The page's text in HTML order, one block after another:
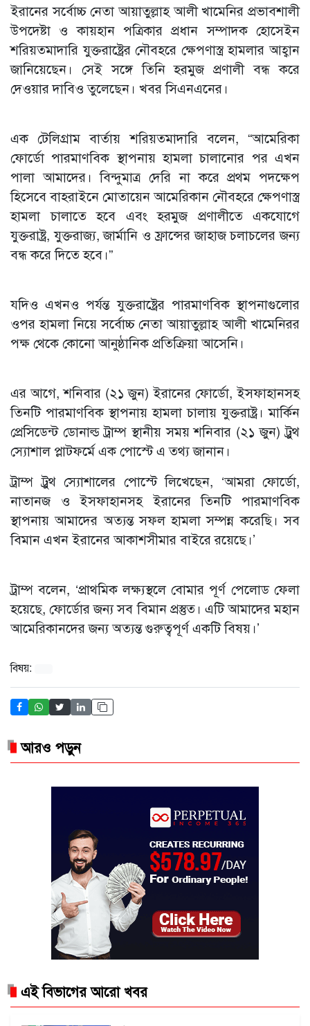
ইরানের সর্বোচ্চ নেতা আয়াতুল্লাহ আলী খামেনির প্রভাবশালী
উপদেষ্টা ও কায়হান পত্রিকার প্রধান সম্পাদক হোসেইন
শরিয়তমাদারি যুক্তরাষ্ট্রের নৌবহরে ক্ষেপণাস্ত্র হামলার আহ্বান
জানিয়েছেন। সেই সঙ্গে তিনি হরমুজ প্রণালী বন্ধ করে
দেওয়ার দাবিও তুলেছেন। খবর সিএনএনের।
এক টেলিগ্রাম বার্তায় শরিয়তমাদারি বলেন, “আমেরিকা
ফোর্ডো পারমাণবিক স্থাপনায় হামলা চালানোর পর এখন
পালা আমাদের। বিন্দুমাত্র দেরি না করে প্রথম পদক্ষেপ
হিসেবে বাহরাইনে মোতায়েন আমেরিকান নৌবহরে ক্ষেপণাস্ত্র
হামলা চালাতে হবে এবং হরমুজ প্রণালীতে একযোগে
যুক্তরাষ্ট্র, যুক্তরাজ্য, জার্মানি ও ফ্রান্সের জাহাজ চলাচলের জন্য
বন্ধ করে দিতে হবে।”
যদিও এখনও পর্যন্ত যুক্তরাষ্ট্রের পারমাণবিক স্থাপনাগুলোর
ওপর হামলা নিয়ে সর্বোচ্চ নেতা আয়াতুল্লাহ আলী খামেনিরর
পক্ষ থেকে কোনো আনুষ্ঠানিক প্রতিক্রিয়া আসেনি।
এর আগে, শনিবার (২১ জুন) ইরানের ফোর্ডো, ইসফাহানসহ
তিনটি পারমাণবিক স্থাপনায় হামলা চালায় যুক্তরাষ্ট্র। মার্কিন
প্রেসিডেন্ট ডোনাল্ড ট্রাম্প স্থানীয় সময় শনিবার (২১ জুন) ট্রুথ
স্যোশাল প্লাটফর্মে এক পোস্টে এ তথ্য জানান।
ট্রাম্প ট্রুথ স্যোশালের পোস্টে লিখেছেন, ‘আমরা ফোর্ডো,
নাতানজ ও ইসফাহানসহ ইরানের তিনটি পারমাণবিক
স্থাপনায় আমাদের অত্যন্ত সফল হামলা সম্পন্ন করেছি। সব
বিমান এখন ইরানের আকাশসীমার বাইরে রয়েছে।’
ট্রাম্প বলেন, ‘প্রাথমিক লক্ষ্যস্থলে বোমার পূর্ণ পেলোড ফেলা
হয়েছে, ফোর্ডোর জন্য সব বিমান প্রস্তুত। এটি আমাদের মহান
আমেরিকানদের জন্য অত্যন্ত গুরুত্বপূর্ণ একটি বিষয়।’
বিষয়:
আরও পড়ুন
এই বিভাগের আরো খবর